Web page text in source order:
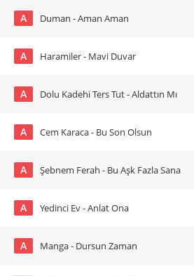
A Duman - Aman Aman
A Haramiler - Mavi Duvar
A Dolu Kadehi Ters Tut - Aldattın Mı
A Cem Karaca - Bu Son Olsun
A Şebnem Ferah - Bu Aşk Fazla Sana
A Yedinci Ev - Anlat Ona
A Manga - Dursun Zaman